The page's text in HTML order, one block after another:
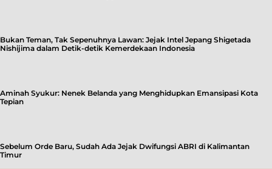
Bukan Teman, Tak Sepenuhnya Lawan: Jejak Intel Jepang Shigetada
Nishijima dalam Detik-detik Kemerdekaan Indonesia
Aminah Syukur: Nenek Belanda yang Menghidupkan Emansipasi Kota
Tepian
Sebelum Orde Baru, Sudah Ada Jejak Dwifungsi ABRI di Kalimantan
Timur